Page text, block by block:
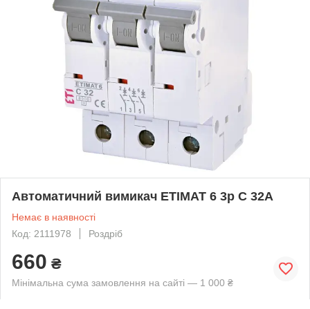
Автоматичний вимикач ETIMAT 6 3p C 32А
Немає в наявності
Код: 2111978
Роздріб
660 ₴
Мінімальна сума замовлення на сайті — 1 000 ₴